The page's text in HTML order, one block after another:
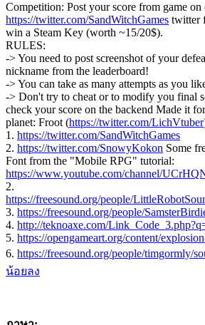
Competition: Post your score from game
https://twitter.com/SandWitchGames twitter
win a Steam Key (worth ~15/20$).
RULES:
-> You need to post screenshot of your
nickname from the leaderboard!
-> You can take as many attempts as you
-> Don't try to cheat or to modify you final
check your score on the backend Made it
planet: Froot (https://twitter.com/LichVtuber
1. https://twitter.com/SandWitchGames
2. https://twitter.com/SnowyKokon Some
Font from the "Mobile RPG" tutorial:
https://www.youtube.com/channel/
2.
https://freesound.org/people/
3. https://freesound.org/people/
4. http://teknoaxe.com/
5. https://opengameart.org/content/
6. https://freesound.org/people/timgormly/
น้อยลง